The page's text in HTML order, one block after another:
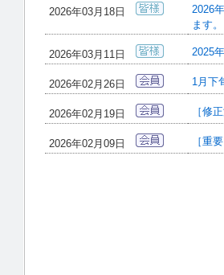
2026年03月18日
2026
ます。
2026年03月11日 2025
2026年02月26日 1月下
2026年02月19日 ［修
2026年02月09日 ［重